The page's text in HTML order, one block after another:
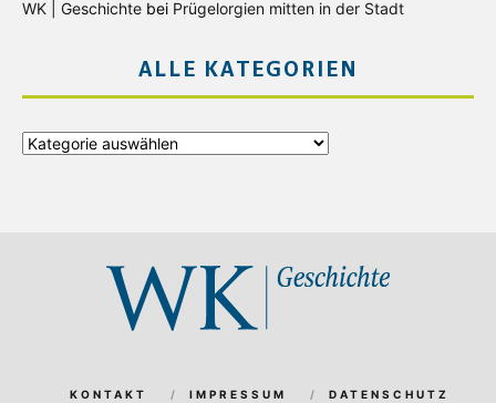
WK | Geschichte bei Prügelorgien mitten in der Stadt
ALLE KATEGORIEN
Alle
KONTAKT IMPRESSUM DATENSCHUTZ